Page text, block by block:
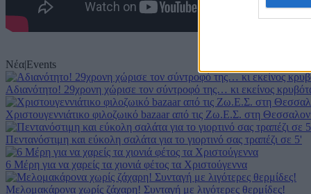
I want
I want
I want
web or
I want
or app.
I want
Νέα|Events
Αδιανότητο! 29χρονη χώρισε τον σύντροφό της… κι εκείνος
Χριστουγεννιάτικο φιλοζωικό bazaar από τις Ζω.Ε.Σ. στη
Πεντανόστιμη και εύκολη σαλάτα για το γιορτινό σας τραπέζι σε 5'
6 Μέρη για να χαρείς τα χιονιά φέτος τα Χριστούγεννα
Μελομακάρονα χωρίς ζάχαρη! Συνταγή με λιγότερες θερμίδες!